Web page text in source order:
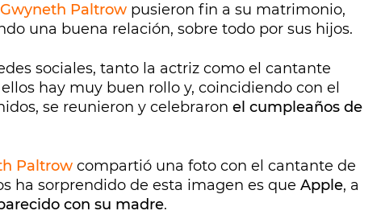
Gwyneth Paltrow pusieron fin a su matrimonio,
una buena relación, sobre todo por sus hijos.
sociales, tanto la actriz como el cantante
hay muy buen rollo y, coincidiendo con el
se reunieron y celebraron el cumpleaños de
Paltrow compartió una foto con el cantante de
ha sorprendido de esta imagen es que Apple, a
con su madre.